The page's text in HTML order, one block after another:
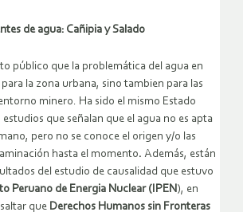
de agua: Cañipia y Salado
público que la problemática del agua en
para la zona urbana, sino tambien para las
minero. Ha sido el mismo Estado
que señalan que el agua no es apta
pero no se conoce el origen y/o las
hasta el momento. Además, están
del estudio de causalidad que estuvo
Peruano de Energia Nuclear (IPEN ), en
que Derechos Humanos sin Fronteras